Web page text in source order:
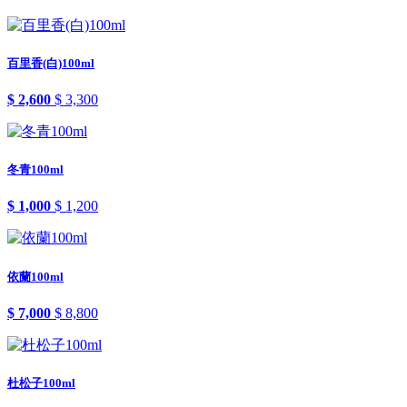
百里香(白)100ml
$ 2,600 $ 3,300
冬青100ml
$ 1,000 $ 1,200
依蘭100ml
$ 7,000 $ 8,800
杜松子100ml